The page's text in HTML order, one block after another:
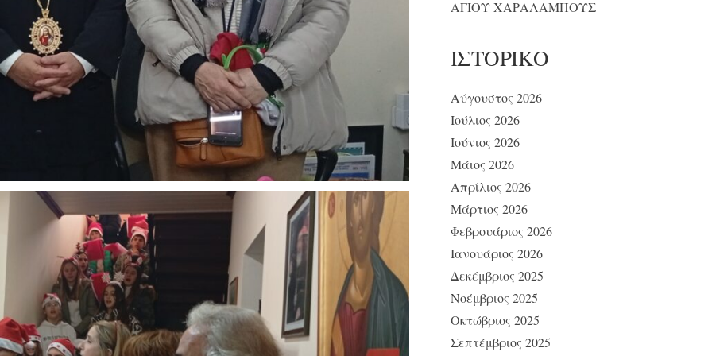
ΑΓΙΟΥ ΧΑΡΑΛΑΜΠΟΥΣ
ΙΣΤΟΡΙΚΌ
Αύγουστος 2026
Ιούλιος 2026
Ιούνιος 2026
Μάιος 2026
Απρίλιος 2026
Μάρτιος 2026
Φεβρουάριος 2026
Ιανουάριος 2026
Δεκέμβριος 2025
Νοέμβριος 2025
Οκτώβριος 2025
Σεπτέμβριος 2025